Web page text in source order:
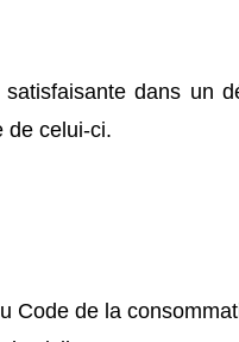
dans un
de celui-ci.
Code de la